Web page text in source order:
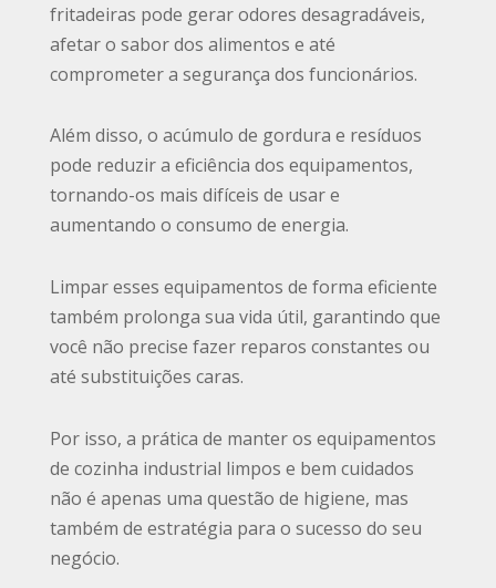
fritadeiras pode gerar odores desagradáveis,
afetar o sabor dos alimentos e até
comprometer a segurança dos funcionários.
Além disso, o acúmulo de gordura e resíduos
pode reduzir a eficiência dos equipamentos,
tornando-os mais difíceis de usar e
aumentando o consumo de energia.
Limpar esses equipamentos de forma eficiente
também prolonga sua vida útil, garantindo que
você não precise fazer reparos constantes ou
até substituições caras.
Por isso, a prática de manter os equipamentos
de cozinha industrial limpos e bem cuidados
não é apenas uma questão de higiene, mas
também de estratégia para o sucesso do seu
negócio.